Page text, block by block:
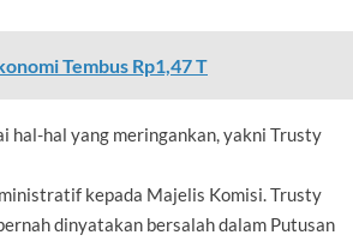
Tembus Rp1,47 T
hal-hal yang meringankan, yakni Trusty
kepada Majelis Komisi. Trusty
dinyatakan bersalah dalam Putusan